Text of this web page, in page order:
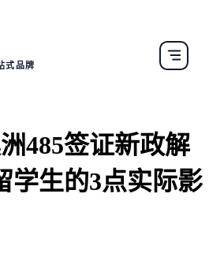
式品牌
485签证新政解
学生的3点实际影